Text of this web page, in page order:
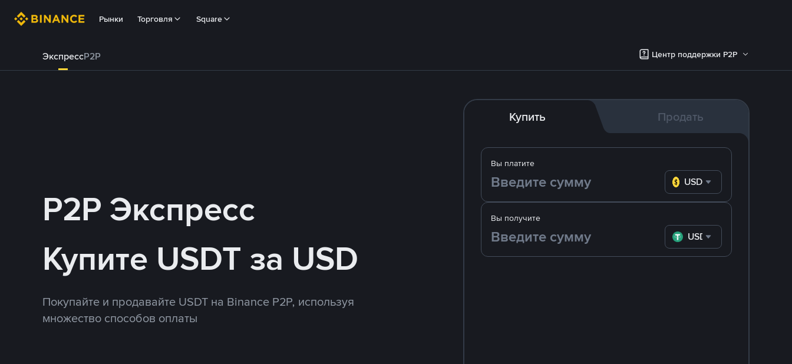
Рынки Торговля Square
ЭкспрессP2P Центр поддержки P2P
P2P Экспресс
Купите USDT за USD
Покупайте и продавайте USDT на Binance P2P, используя
множество способов оплаты
Купить Продать
Вы платите
USD
Вы получите
USDT